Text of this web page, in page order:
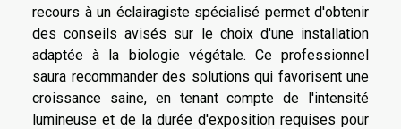
recours à un éclairagiste spécialisé permet d'obtenir
des conseils avisés sur le choix d'une installation
adaptée à la biologie végétale. Ce professionnel
saura recommander des solutions qui favorisent une
croissance saine, en tenant compte de l'intensité
lumineuse et de la durée d'exposition requises pour